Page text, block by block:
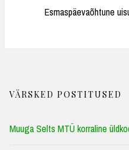
Esmaspäevaõhtune
VÄRSKED POSTITUSED
Muuga Selts MTÜ korraline